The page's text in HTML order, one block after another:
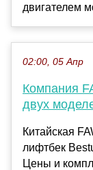
двигателем
02:00, 05 Апр
Компания
двух
Китайская
лифтбек
Цены и